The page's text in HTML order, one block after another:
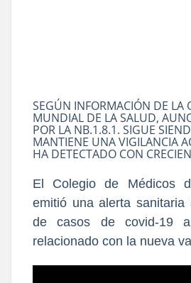
SEGÚN INFORMACIÓN DE LA
MUNDIAL DE LA SALUD,
POR LA NB.1.8.1. SIGUE
MANTIENE UNA VIGILANCIA
HA DETECTADO CON
El Colegio de Médicos
emitió una alerta sanitaria
de casos de covid-19
relacionado con la nueva